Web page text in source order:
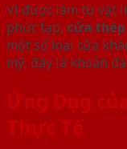
Vì được làm từ vật
phức tạp, cửa thép
một số loại cửa
mỹ, đây là khoản
Ứng Dụng
Thực Tế